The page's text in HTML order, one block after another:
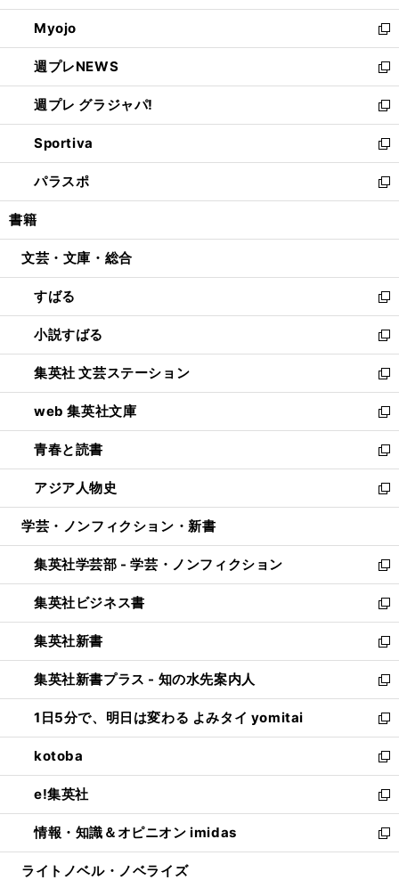
開
く
ウ
で
開
く
ン
ド
ウ
で
開
く
ウ
ィ
ン
ド
ウ
で
開
く
Myojo
新
し
い
ウ
ィ
ン
ド
ウ
で
開
週プレNEWS
新
し
い
ウ
ィ
ン
ド
ウ
開
週プレ グラジャパ!
新
し
い
ウ
ィ
ン
ウ
開
く
Sportiva
新
し
い
ウ
ン
ウ
で
開
く
パラスポ
新
し
ウ
ン
ド
ウ
で
開
く
書籍
文芸・文庫・総合
すばる
新
し
い
ウ
ィ
ン
ド
ウ
で
開
く
小説すばる
新
し
い
ウ
ィ
ン
ド
ウ
で
開
集英社 文芸ステーション
新
し
い
ウ
ィ
ン
ド
ウ
開
く
web 集英社文庫
新
し
い
ウ
ィ
ン
ウ
で
開
く
青春と読書
新
し
い
ウ
ン
ド
ウ
で
開
く
アジア人物史
新
し
ウ
ィ
ン
ド
ウ
で
開
く
学芸・ノンフィクション・新書
集英社学芸部 - 学芸・ノンフィクション
新
し
い
ウ
ィ
ン
ド
ウ
で
開
く
集英社ビジネス書
新
し
い
ウ
ィ
ン
ド
ウ
で
開
く
集英社新書
新
し
い
ウ
ィ
ン
ド
ウ
で
開
く
集英社新書プラス - 知の水先案内人
新
し
い
ウ
ィ
ン
ド
ウ
で
開
1日5分で、明日は変わる よみタイ yomitai
新
し
い
ウ
ィ
ン
ド
ウ
kotoba
新
し
い
ウ
ィ
ン
e!集英社
新
し
い
ウ
情報・知識＆オピニオン imidas
新
し
ライトノベル・ノベライズ